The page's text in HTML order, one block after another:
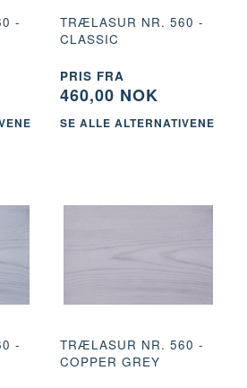
-
TRÆLASUR NR. 560 -
CLASSIC
PRIS FRA
460,00 NOK
SE ALLE ALTERNATIVENE
-
TRÆLASUR NR. 560 -
COPPER GREY